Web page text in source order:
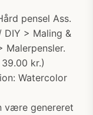
pensel Ass.
> Maling &
Malerpensler.
kr.)
Watercolor
være genereret